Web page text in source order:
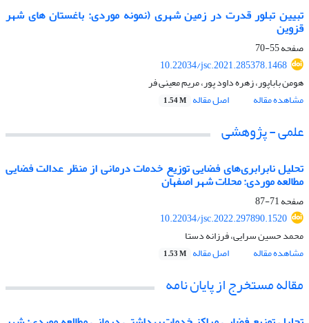
تبیین تبلور قدرت در زمین شهری (نمونه موردی: باغستان های شهر
قزوین
صفحه55-70
10.22034/jsc.2021.285378.1468
هومن باباپور، زهره داود پور، مریم معینی فر
مشاهده مقاله
اصل مقاله 1.54 M
علمی - پژوهشی
تحلیل نابرابری‌های فضایی توزیع خدمات درمانی از منظر عدالت فضایی
مطالعه موردی: محلات شهر اصفهان
صفحه71-87
10.22034/jsc.2022.297890.1520
محمد حسین سرایی، فرزانه دستا
مشاهده مقاله
اصل مقاله 1.53 M
مقاله مستخرج از پایان نامه